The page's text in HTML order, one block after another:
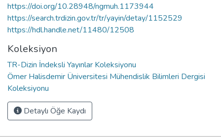
https://doi.org/10.28948/ngmuh.1173944
https://search.trdizin.gov.tr/tr/yayin/detay/1152529
https://hdl.handle.net/11480/12508
Koleksiyon
TR-Dizin İndeksli Yayınlar Koleksiyonu
Ömer Halisdemir Üniversitesi Mühendislik Bilimleri Dergisi
Koleksiyonu
Detaylı Öğe Kaydı